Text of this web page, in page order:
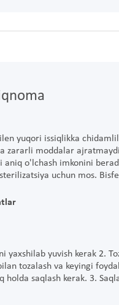
yuqori issiqlikka
zararli moddalar
aniq o'lchash imkonini
uchun mos.
yaxshilab yuvish kerak 2.
tozalash va keyingi
holda saqlash kerak. 3.